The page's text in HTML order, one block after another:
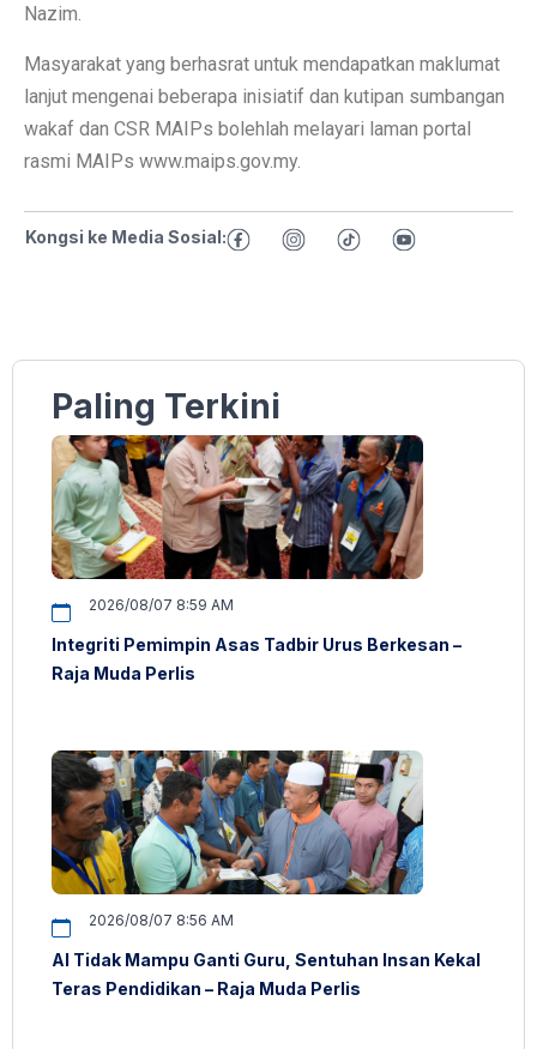
Nazim.
Masyarakat yang berhasrat untuk mendapatkan maklumat
lanjut mengenai beberapa inisiatif dan kutipan sumbangan
wakaf dan CSR MAIPs bolehlah melayari laman portal
rasmi MAIPs www.maips.gov.my.
Kongsi ke Media Sosial:
Paling Terkini
2026/08/07 8:59 AM
Integriti Pemimpin Asas Tadbir Urus Berkesan –
Raja Muda Perlis
2026/08/07 8:56 AM
AI Tidak Mampu Ganti Guru, Sentuhan Insan Kekal
Teras Pendidikan – Raja Muda Perlis